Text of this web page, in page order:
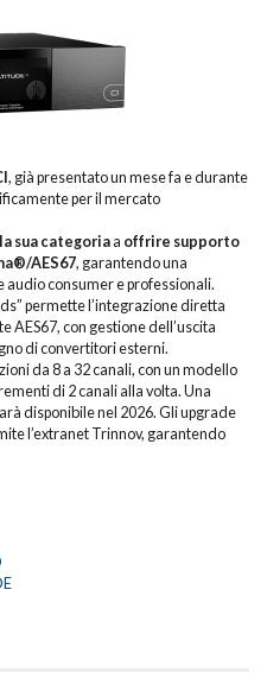
, già presentato un mese fa e durante
per il mercato
sua categoriaa offrire supporto
AES67, garantendo una
consumer e professionali.
permette l’integrazione diretta
AES67, con gestione dell’uscita
di convertitori esterni.
da 8 a 32 canali, con un modello
di 2 canali alla volta. Una
disponibile nel 2026. Gli upgrade
l’extranet Trinnov, garantendo